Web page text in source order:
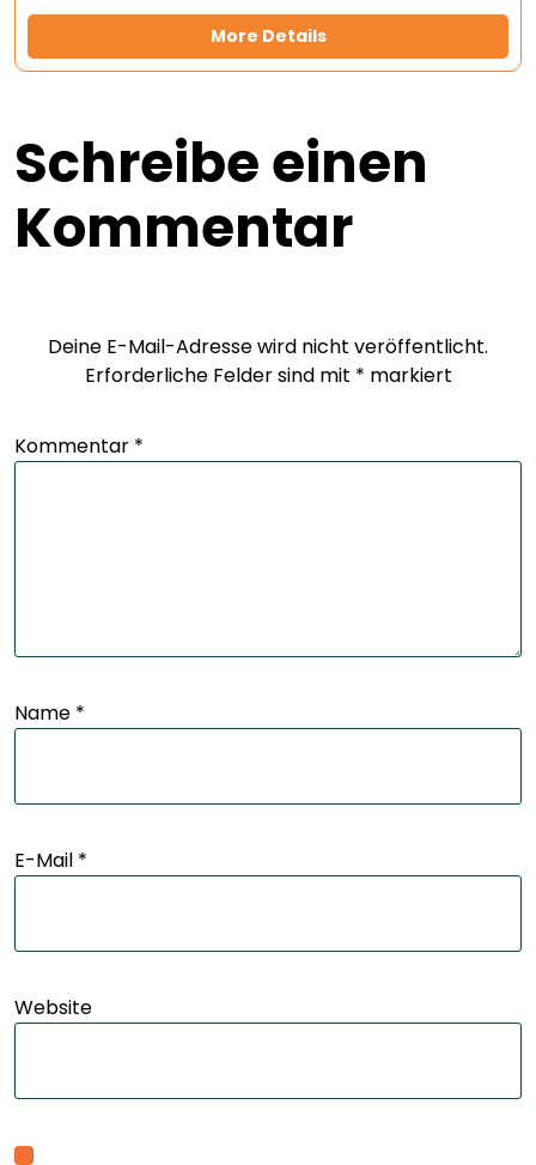
More Details
Schreibe einen
Kommentar
Deine E-Mail-Adresse wird nicht veröffentlicht.
Erforderliche Felder sind mit * markiert
Kommentar *
Name *
E-Mail *
Website